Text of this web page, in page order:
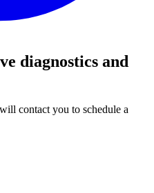
diagnostics and
contact you to schedule a